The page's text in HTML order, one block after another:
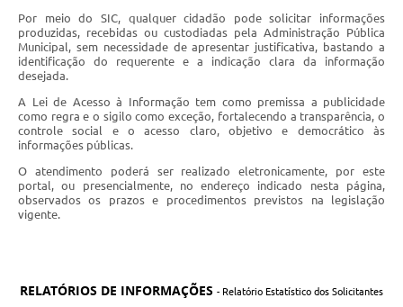
Por meio do SIC, qualquer cidadão pode solicitar informações
produzidas, recebidas ou custodiadas pela Administração Pública
Municipal, sem necessidade de apresentar justificativa, bastando a
identificação do requerente e a indicação clara da informação
desejada.
A Lei de Acesso à Informação tem como premissa a publicidade
como regra e o sigilo como exceção, fortalecendo a transparência, o
controle social e o acesso claro, objetivo e democrático às
informações públicas.
O atendimento poderá ser realizado eletronicamente, por este
portal, ou presencialmente, no endereço indicado nesta página,
observados os prazos e procedimentos previstos na legislação
vigente.
RELATÓRIOS DE INFORMAÇÕES - Relatório Estatístico dos Solicitantes